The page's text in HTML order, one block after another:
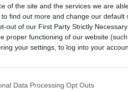
of the site and the services we are
to find out more and change our
out of our First Party Strictly
proper functioning of our website
your settings, to log into your
Data Processing Opt Outs
hardware en sí es
pulgadas a 120Hz, una batería